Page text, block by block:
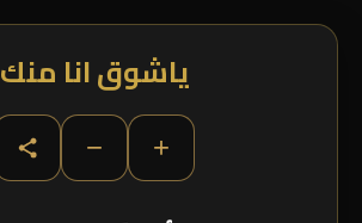
ياشوق انا منك
+
−